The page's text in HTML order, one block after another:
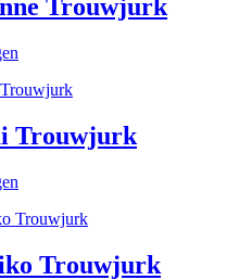
Trouwjurk
Trouwjurk
Trouwjurk